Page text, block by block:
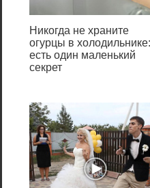
параметры», и
ссылке «Формат даты,
времени и региона».
Никогда не храните
огурцы в холодильнике:
есть один маленький
секрет